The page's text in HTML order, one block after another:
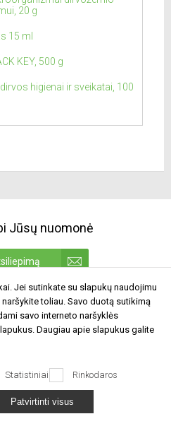
20 g
15 ml
KEY, 500 g
higienai ir sveikatai, 100
Jūsų nuomonė
www.mkds.lt
Jei sutinkate su slapukų naudojimu
toliau. Savo duotą sutikimą
savo interneto naršyklės
Daugiau apie slapukus galite
Statistiniai Rinkodaros
Patvirtinti visus